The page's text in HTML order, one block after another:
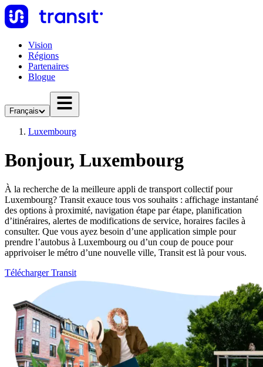
Vision
Régions
Partenaires
Blogue
Français
Luxembourg
Bonjour, Luxembourg
À la recherche de la meilleure appli de transport collectif pour
Luxembourg? Transit exauce tous vos souhaits : affichage instantané
des options à proximité, navigation étape par étape, planification
d’itinéraires, alertes de modifications de service, horaires faciles à
consulter. Que vous ayez besoin d’une application simple pour
prendre l’autobus à Luxembourg ou d’un coup de pouce pour
apprivoiser le métro d’une nouvelle ville, Transit est là pour vous.
Télécharger Transit